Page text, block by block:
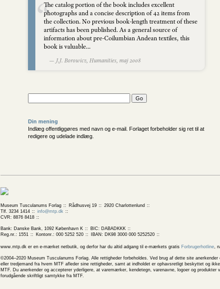
The catalog portion of the book includes excellent
photographs and a concise description of 42 items from
the collection. No previous book-length treatment of these
artifacts has been published. As a general source of
information about pre-Coilumbian Andean textiles, this
book is valuable…
— J.J. Borowicz, Humanities, maj 2008
Din mening
Indlæg offentliggøres med navn og e-mail. Forlaget forbeholder sig ret til at
redigere og udelade indlæg.
Museum Tusculanums Forlag Rådhusvej 19
2920 Charlottenlund
Tlf. 3234 1414
info@mtp.dk
CVR: 8876 8418
Bank: Danske Bank, 1092 København K
BIC: DABADKKK
Reg.nr.: 1551
Kontonr.: 000 5252 520 IBAN: DK98 3000 000 5252520
www.mtp.dk er en e-mærket netbutik, og derfor har du altid adgang til e-mærkets gratis Forbrugerhotline,
©2004–2020 Museum Tusculanums Forlag. Alle rettigheder forbeholdes. Ved brug af dette site
eller tredjemand fra hvem MTF afleder sine rettigheder, samt at indholdet er ophavsretligt beskyttet og
MTF. Du anerkender og accepterer yderligere, at varemærker, kendetegn, varenavne, logoer og
forudgående skriftligt samtykke fra MTF.